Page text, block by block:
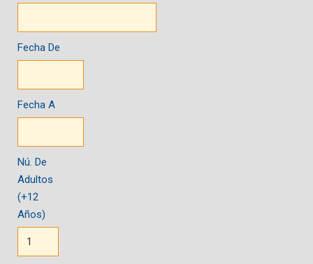
Fecha De
Fecha A
Nú. De
Adultos
(+12
Años)